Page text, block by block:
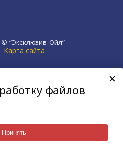
© “Эксклюзив-Ойл”
Карта сайта
сайта НЕТКАМ
KORZILLA
файлов
Принять